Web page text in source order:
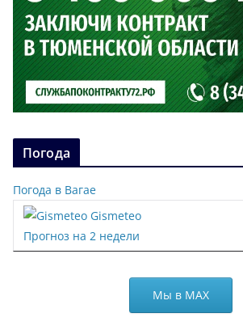
Погода
Погода в Вагае
Gismeteo
Прогноз на 2 недели
Мы в МАХ